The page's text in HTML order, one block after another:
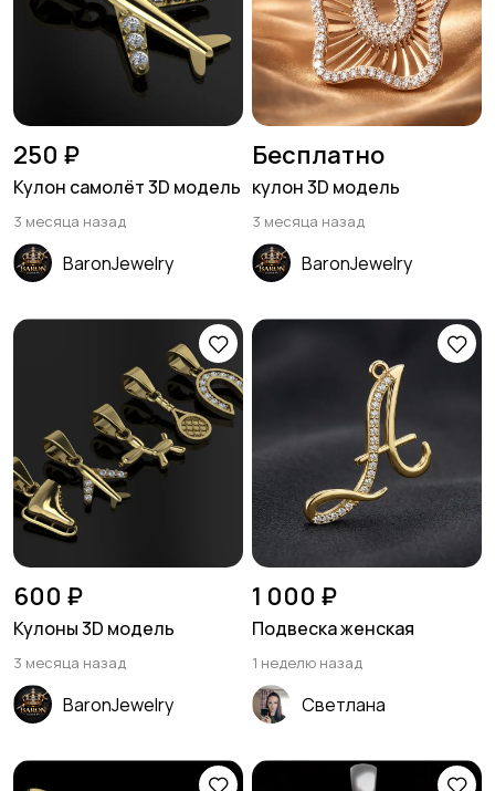
250 ₽
Кулон самолёт 3D модель
3 месяца назад
BaronJewelry
Бесплатно
кулон 3D модель
3 месяца назад
BaronJewelry
600 ₽
Кулоны 3D модель
3 месяца назад
BaronJewelry
1 000 ₽
Подвеска женская
1 неделю назад
Светлана